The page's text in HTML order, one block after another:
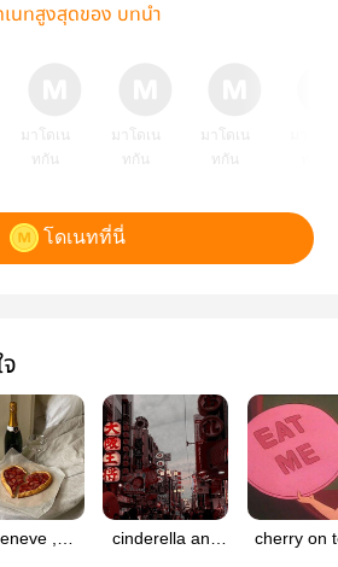
เนทสูงสุดของ บทนำ
มาโดเน
ทกัน
มาโดเน
ทกัน
มาโดเน
ทกัน
โดเนทที่นี่
,
cinderella and
cherry on